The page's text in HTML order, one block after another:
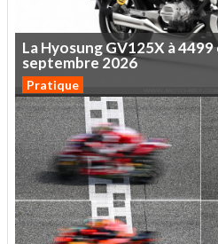
LaHyosungGV125X à4499
septembre2026
Pratique